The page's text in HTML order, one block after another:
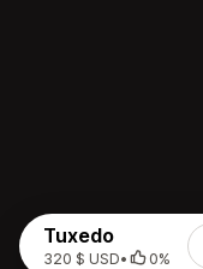
Tuxedo
320 $ USD• 0%